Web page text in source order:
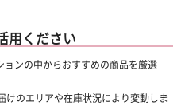
用ください
ンの中からおすすめの商品を厳選
のエリアや在庫状況により変動しま